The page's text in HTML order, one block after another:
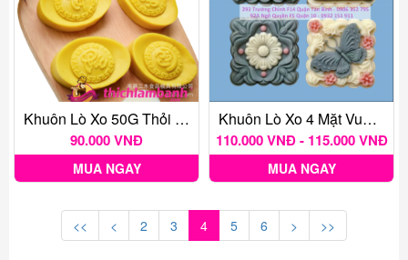
Khuôn Lò Xo 50G Thỏi Vàng Phúc Lộc Thọ Tài
90.000 VNĐ
MUA NGAY
Khuôn Lò Xo 4 Mặt Vuông (Mẫu Số 2) 2022 - Size 150g
110.000 VNĐ - 115.000 VNĐ
MUA NGAY
<< < 2 3 4 5 6 > >>